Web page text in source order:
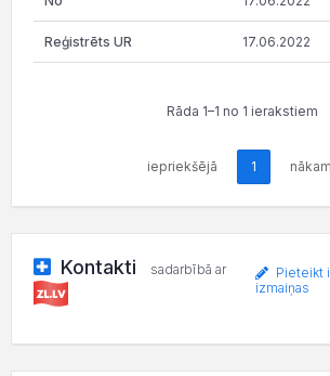
17.06.2022
Rāda 1–1 no 1 ierakstiem
iepriekšējā 1
Kontakti sadarbībā ar
Pieteikt
izmaiņas